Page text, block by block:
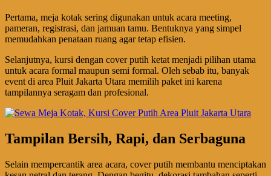
Pertama, meja kotak sering digunakan untuk acara meeting,
pameran, registrasi, dan jamuan tamu. Bentuknya yang simpel
memudahkan penataan ruang agar tetap efisien.
Selanjutnya, kursi dengan cover putih ketat menjadi pilihan utama
untuk acara formal maupun semi formal. Oleh sebab itu, banyak
event di area Pluit Jakarta Utara memilih paket ini karena
tampilannya seragam dan profesional.
Tampilan Bersih, Rapi, dan Serbaguna
Selain mempercantik area acara, cover putih membantu menciptakan